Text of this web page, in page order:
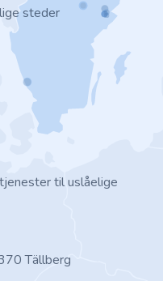
steder
til uslåelige
Tällberg